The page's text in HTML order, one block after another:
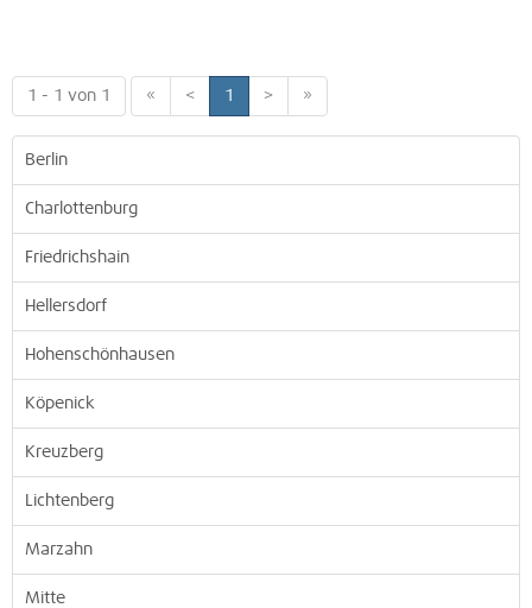
1 - 1 von 1 « < 1 > »
Berlin
Charlottenburg
Friedrichshain
Hellersdorf
Hohenschönhausen
Köpenick
Kreuzberg
Lichtenberg
Marzahn
Mitte